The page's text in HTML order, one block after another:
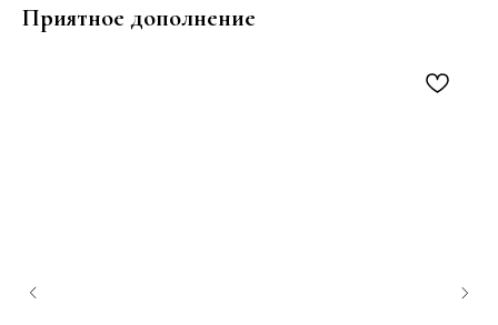
Приятное дополнение